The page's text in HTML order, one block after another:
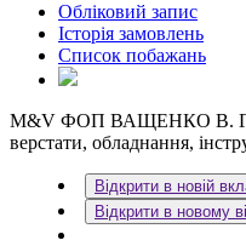
Обліковий запис
Історія замовлень
Список побажань
M&V ФОП ВАЩЕНКО В. Г. ©
верстати, обладнання,
Відкрити в новій
Відкрити в новому